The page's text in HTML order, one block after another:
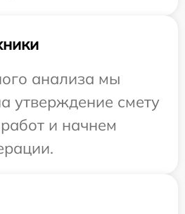
анализа мы
утверждение смету
и начнем